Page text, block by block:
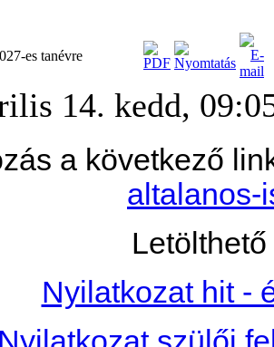
es tanévre
14. kedd,
a következő
altalanos-
Nyilatkozat hit -